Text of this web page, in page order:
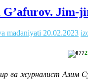
Jim-
madaniyati 20.02.2023
ва журналист Азим